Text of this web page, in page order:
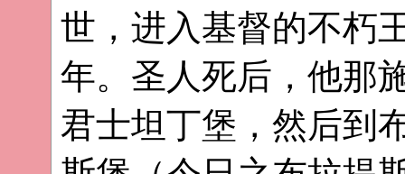
世，进入基督的不朽
年。圣人死后，他那
君士坦丁堡，然后到